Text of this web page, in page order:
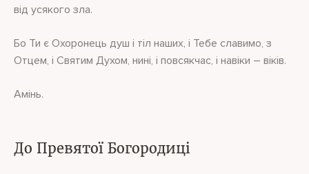
від усякого зла.
Бо Ти є Охоронець душ і тіл наших, і Тебе славимо, з
Отцем, і Святим Духом, нині, і повсякчас, і навіки – віків.
Амінь.
До Превятої Богородиці